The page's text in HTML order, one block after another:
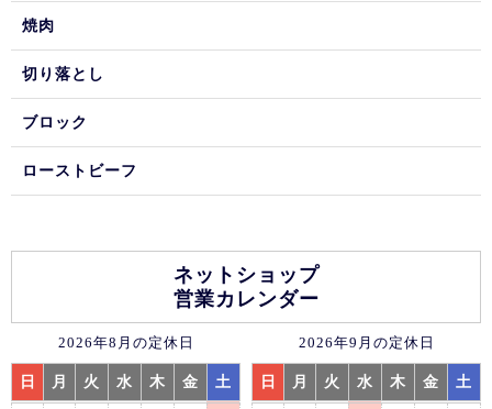
焼肉
切り落とし
ブロック
ローストビーフ
ネットショップ
営業カレンダー
2026年8月の定休日
日 月 火 水 木 金 土
2026年9月の定休日
日 月 火 水 木 金 土